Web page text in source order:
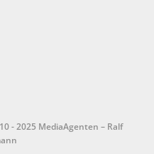
- 2025 MediaAgenten – Ralf